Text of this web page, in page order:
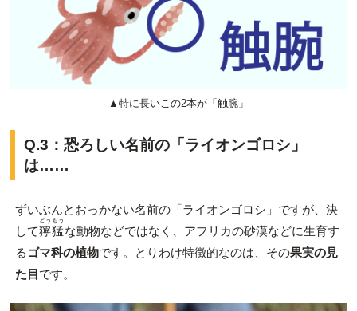
▲特に長いこの2本が「触腕」
Q.3：恐ろしい名前の「ライオンゴロシ」
は……
ずいぶんとおっかない名前の「ライオンゴロシ」ですが、決
して獰猛
どうもう
な動物などではなく、アフリカの砂漠などに生育す
る ゴマ科の植物です。とりわけ特徴的なのは、その果実の見
た目 です。